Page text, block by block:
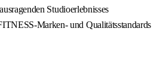
Studioerlebnisses
Marken- und Qualitätsstandards